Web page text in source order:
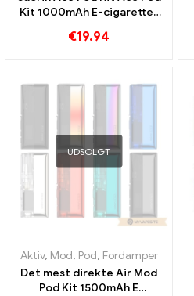
Kit 1000mAh E-cigaretter
€19.94
UDSOLGT
Aktiv, Mod, Pod, Fordamper
Det mest direkte Air Mod
Pod Kit 1500mAh E